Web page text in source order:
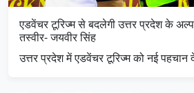
एडवेंचर टूरिज्म से बदलेगी उत्तर प्रदेश के
तस्वीर- जयवीर सिंह
उत्तर प्रदेश में एडवेंचर टूरिज्म को नई